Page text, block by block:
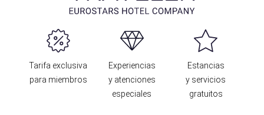
Tarifa exclusiva
para miembros
Experiencias
y atenciones
especiales
Estancias
y servicios
gratuitos